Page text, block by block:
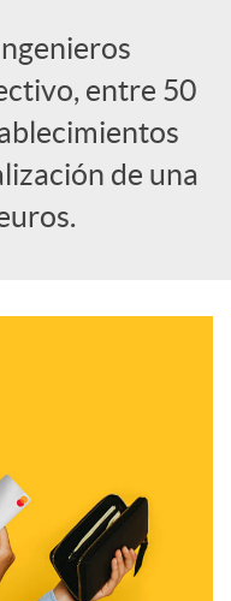
entre 50
de una